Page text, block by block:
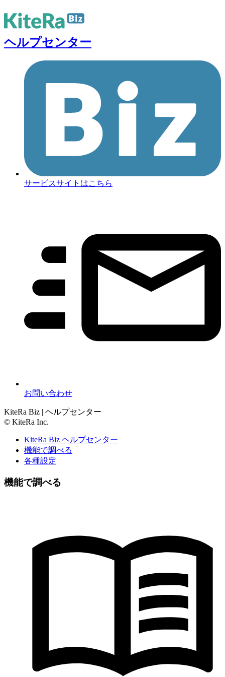
ヘルプセンター
サービスサイトはこちら
お問い合わせ
KiteRa Biz | ヘルプセンター
© KiteRa Inc.
KiteRa Biz ヘルプセンター
機能で調べる
各種設定
機能で調べる